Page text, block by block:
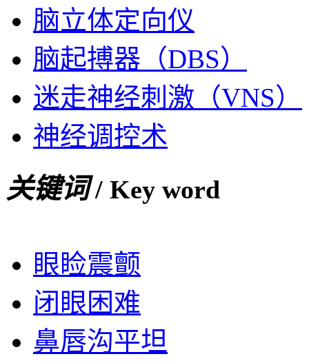
脑立体定向仪
脑起搏器（DBS）
迷走神经刺激（VNS）
神经调控术
关键词/ Key word
眼睑震颤
闭眼困难
鼻唇沟平坦